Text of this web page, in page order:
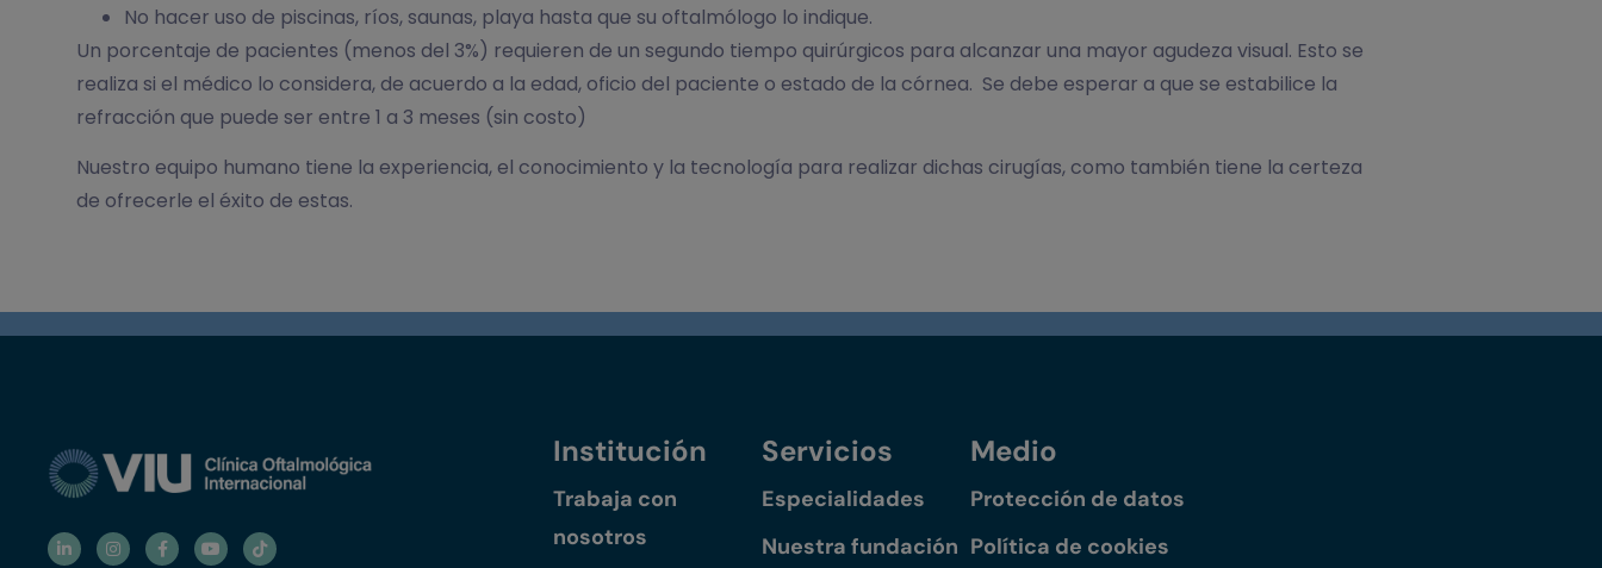
No hacer uso de piscinas, ríos, saunas, playa hasta que su oftalmólogo lo indique.
Un porcentaje de pacientes (menos del 3%) requieren de un segundo tiempo quirúrgicos para alcanzar una mayor agudeza visual. Esto se
realiza si el médico lo considera, de acuerdo a la edad, oficio del paciente o estado de la córnea. Se debe esperar a que se estabilice la
refracción que puede ser entre 1 a 3 meses (sin costo)
Nuestro equipo humano tiene la experiencia, el conocimiento y la tecnología para realizar dichas cirugías, como también tiene la certeza
de ofrecerle el éxito de estas.
Institución
Trabaja con
nosotros
Servicios
Especialidades
Nuestra fundación
Medio
Protección de datos
Política de cookies